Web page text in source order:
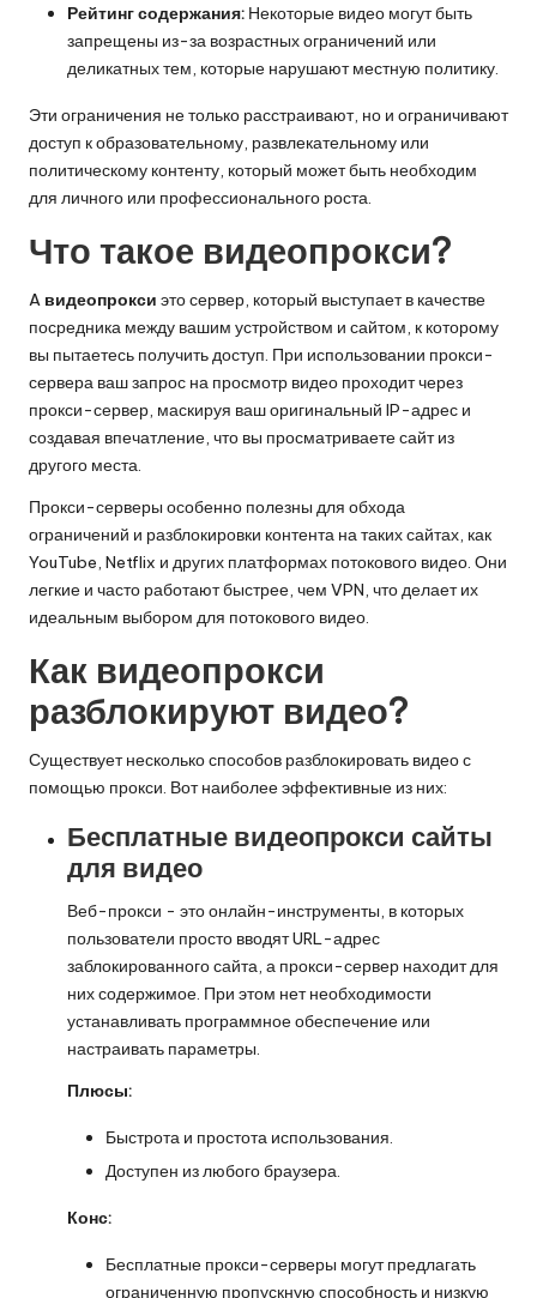
Рейтинг содержания: Некоторые видео могут быть
запрещены из-за возрастных ограничений или
деликатных тем, которые нарушают местную политику.
Эти ограничения не только расстраивают, но и ограничивают
доступ к образовательному, развлекательному или
политическому контенту, который может быть необходим
для личного или профессионального роста.
Что такое видеопрокси?
A видеопрокси это сервер, который выступает в качестве
посредника между вашим устройством и сайтом, к которому
вы пытаетесь получить доступ. При использовании прокси-
сервера ваш запрос на просмотр видео проходит через
прокси-сервер, маскируя ваш оригинальный IP-адрес и
создавая впечатление, что вы просматриваете сайт из
другого места.
Прокси-серверы особенно полезны для обхода
ограничений и разблокировки контента на таких сайтах, как
YouTube, Netflix и других платформах потокового видео. Они
легкие и часто работают быстрее, чем VPN, что делает их
идеальным выбором для потокового видео.
Как видеопрокси
разблокируют видео?
Существует несколько способов разблокировать видео с
помощью прокси. Вот наиболее эффективные из них:
Бесплатные видеопрокси сайты
для видео
Веб-прокси - это онлайн-инструменты, в которых
пользователи просто вводят URL-адрес
заблокированного сайта, а прокси-сервер находит для
них содержимое. При этом нет необходимости
устанавливать программное обеспечение или
настраивать параметры.
Плюсы:
Быстрота и простота использования.
Доступен из любого браузера.
Конс:
Бесплатные прокси-серверы могут предлагать
ограниченную пропускную способность и низкую